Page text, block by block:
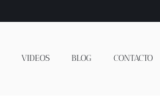
VIDEOS BLOG CONTACTO